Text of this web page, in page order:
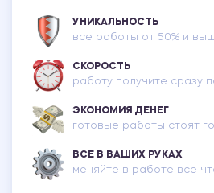
УНИКАЛЬНОСТЬ
все работы от 50% и
СКОРОСТЬ
работу получите сразу
ЭКОНОМИЯ ДЕНЕГ
готовые работы стоят
ВСЕ В ВАШИХ РУКАХ
меняйте в работе всё